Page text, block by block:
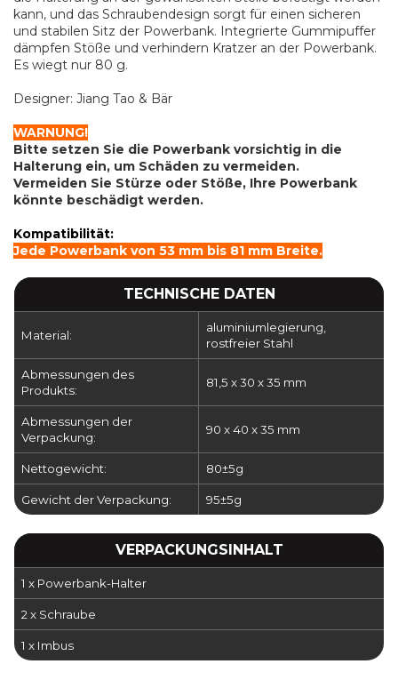
kann, und das Schraubendesign sorgt für einen sicheren
und stabilen Sitz der Powerbank. Integrierte Gummipuffer
dämpfen Stöße und verhindern Kratzer an der Powerbank.
Es wiegt nur 80 g.
Designer: Jiang Tao & Bär
WARNUNG!
Bitte setzen Sie die Powerbank vorsichtig in die
Halterung ein, um Schäden zu vermeiden.
Vermeiden Sie Stürze oder Stöße, Ihre Powerbank
könnte beschädigt werden.
Kompatibilität:
Jede Powerbank von 53 mm bis 81 mm Breite.
TECHNISCHE DATEN
Material:
aluminiumlegierung,
rostfreier Stahl
Abmessungen des
Produkts:
81,5 x 30 x 35 mm
Abmessungen der
Verpackung:
90 x 40 x 35 mm
Nettogewicht: 80±5g
Gewicht der Verpackung: 95±5g
VERPACKUNGSINHALT
1 x Powerbank-Halter
2 x Schraube
1 x Imbus